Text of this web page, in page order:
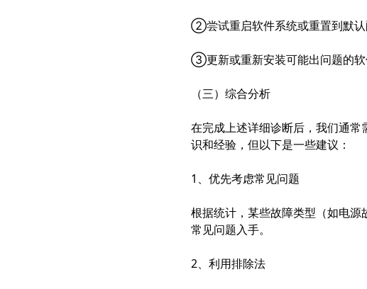
②尝试重启软件系统或重置到默认
③更新或重新安装可能出问题的软
（三）综合分析
在完成上述详细诊断后，我们通
识和经验，但以下是一些建议：
1、优先考虑常见问题
根据统计，某些故障类型（如电
常见问题入手。
2、利用排除法